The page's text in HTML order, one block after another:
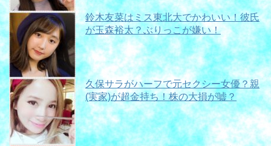
鈴木友菜はミス東北大でかわいい！彼氏
が玉森裕太？ぶりっこが嫌い！
久保サラがハーフで元セクシー女優？親
(実家)が超金持ち！株の大損が嘘？